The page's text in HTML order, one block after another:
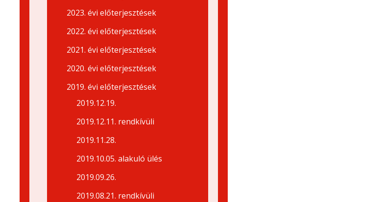
2023. évi előterjesztések
2022. évi előterjesztések
2021. évi előterjesztések
2020. évi előterjesztések
2019. évi előterjesztések
2019.12.19.
2019.12.11. rendkívüli
2019.11.28.
2019.10.05. alakuló ülés
2019.09.26.
2019.08.21. rendkívüli